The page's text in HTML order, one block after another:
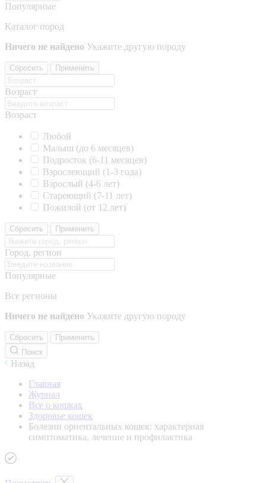
Популярные
Каталог пород
Ничего не найдено Укажите другую породу
Сбросить Применить
Возраст
Возраст
Любой
Малыш (до 6 месяцев)
Подросток (6-11 месяцев)
Взрослеющий (1-3 года)
Взрослый (4-6 лет)
Стареющий (7-11 лет)
Пожилой (от 12 лет)
Сбросить Применить
Город, регион
Популярные
Все регионы
Ничего не найдено Укажите другую породу
Сбросить
Применить
Поиск
Назад
Главная
Журнал
Все о кошках
Здоровье кошек
Болезни ориентальных кошек: характерная
симптоматика, лечение и профилактика